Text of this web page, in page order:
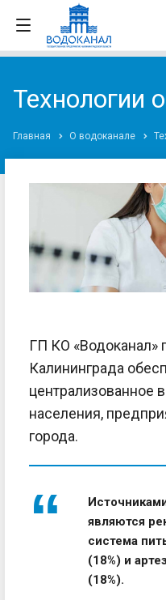
Технологии
Главная О водоканале
ГП КО «Водоканал»
Калининграда
централизованное
населения,
города.
являются
система
(18%) и
(18%).